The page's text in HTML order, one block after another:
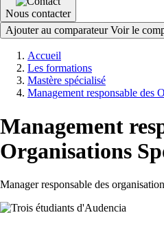
Nous contacter
Ajouter au comparateur Voir le
d'Ariane
Accueil
Les formations
Mastère spécialisé
Management responsable des
Management
Organisations
Manager responsable des